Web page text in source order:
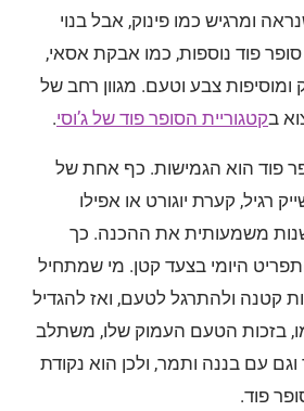
ומרגיש כמו פינוק, אבל בנוי
פוד נוספות, כמו אבקת אסאי,
צבע וטעם. מגוון רחב של
בקטגוריית הסופר פוד של ג’וסי.
פוד הוא הגמישות. כף אחת של
רגיל, קערת יוגורט או אפילו
משמעותית את ההכנה. כך
היומי בצעד קטן. מי שמתחיל
קטנה ולהתרגל לטעם, ואז להגדיל
בזכות הטעם העמוק שלו, משתלב
עם בננה ותמר, ולכן הוא נקודת
פוד.